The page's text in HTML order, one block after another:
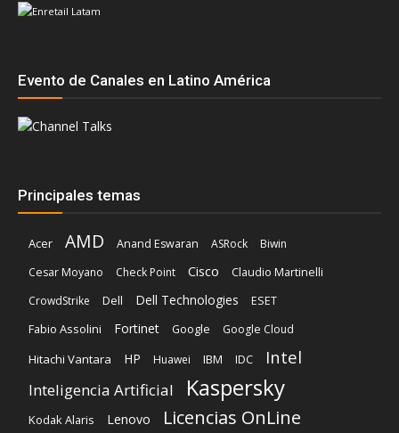
Evento de Canales en Latino América
Principales temas
Acer AMD Anand Eswaran ASRock
Biwin
Cesar Moyano
Check Point Cisco
Claudio Martinelli
CrowdStrike
Dell Dell Technologies ESET
Fabio Assolini Fortinet Google Google Cloud
Hitachi Vantara HP Huawei IBM IDC Intel
Inteligencia Artificial Kaspersky
Kodak Alaris Lenovo Licencias OnLine